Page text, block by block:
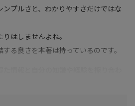
プルさと、わかりやすさだけではな
はしませんよね。
る良さを本著は持っているのです。